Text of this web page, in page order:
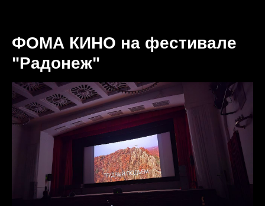
ФОМА КИНО на фестивале
"Радонеж"